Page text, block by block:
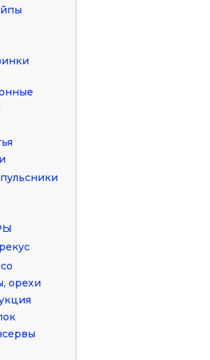
орехи